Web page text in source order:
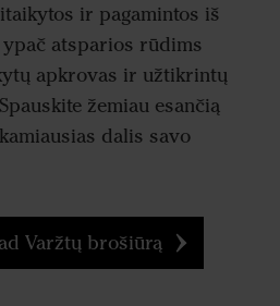
ir pagamintos iš
atsparios rūdims
apkrovas ir užtikrintų
žemiau esančią
dalis savo
Varžtų brošiūrą